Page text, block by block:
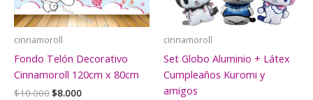
cinnamoroll
Fondo Telón Decorativo
Cinnamoroll 120cm x 80cm
$10.000El
$8.000El
cinnamoroll
Set Globo Aluminio + Látex
Cumpleaños Kuromi y
amigos